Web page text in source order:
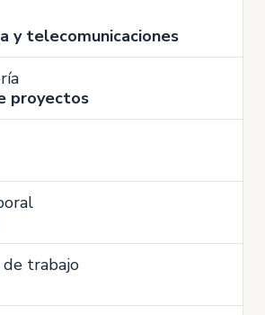
y telecomunicaciones
proyectos
trabajo